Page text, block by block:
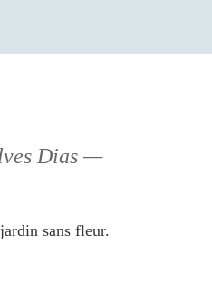
Dias
sans fleur.